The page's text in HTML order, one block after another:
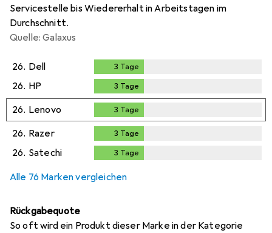
Servicestelle bis Wiedererhalt in Arbeitstagen im
Durchschnitt.
Quelle: Galaxus
26. Dell 3 Tage
26. HP 3 Tage
26. Lenovo 3 Tage
26. Razer 3 Tage
26. Satechi 3 Tage
Alle 76 Marken vergleichen
Rückgabequote
So oft wird ein Produkt dieser Marke in der Kategorie